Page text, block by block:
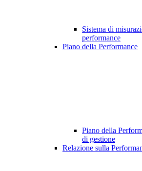
Sistema di
performance
Piano della Performance
Piano della
di gestione
Relazione sulla